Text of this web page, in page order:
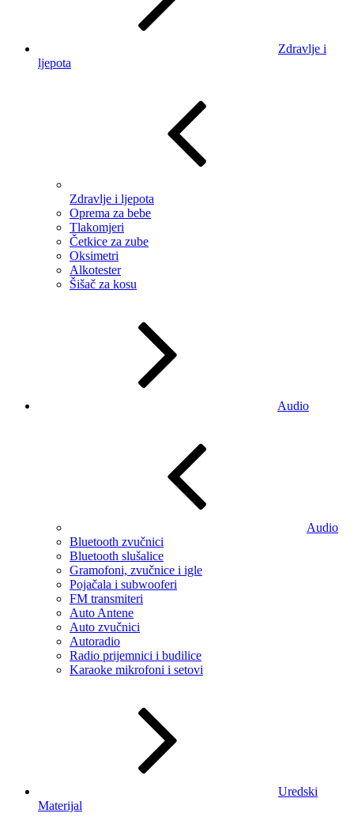
Zdravlje i
ljepota
Zdravlje i ljepota
Oprema za bebe
Tlakomjeri
Četkice za zube
Oksimetri
Alkotester
Šišač za kosu
Audio
Audio
Bluetooth zvučnici
Bluetooth slušalice
Gramofoni, zvučnice i igle
Pojačala i subwooferi
FM transmiteri
Auto Antene
Auto zvučnici
Autoradio
Radio prijemnici i budilice
Karaoke mikrofoni i setovi
Uredski
Materijal